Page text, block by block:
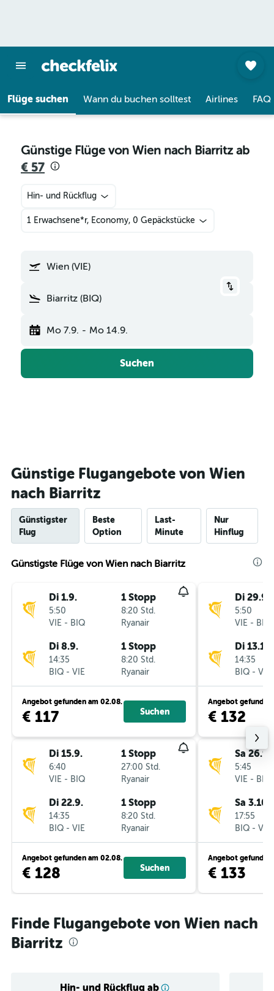
Flüge suchen Wann du buchen solltest Airlines FAQ
Günstige Flüge von Wien nach Biarritz ab
€ 57
Hin- und Rückflug
1 Erwachsene*r, Economy, 0 Gepäckstücke
Wien (VIE)
Biarritz (BIQ)
Mo 7.9. - Mo 14.9.
Suchen
Günstige Flugangebote von Wien
nach Biarritz
Günstigster
Flug
Beste
Option
Last-
Minute
Nur
Hinflug
Günstigste Flüge von Wien nach Biarritz
Di 1.9.
5:50
VIE - BIQ
1 Stopp
8:20 Std.
Ryanair
Di 8.9.
14:35
BIQ - VIE
1 Stopp
8:20 Std.
Ryanair
Angebot gefunden am 02.08.
€ 117 Suchen
Di 15.9.
6:40
VIE - BIQ
1 Stopp
27:00 Std.
Ryanair
Di 22.9.
14:35
BIQ - VIE
1 Stopp
8:20 Std.
Ryanair
Angebot gefunden am 02.08.
€ 128 Suchen
Di 29.9.
5:50
VIE - BIQ
Di 13.10.
14:35
BIQ - VIE
Angebot gefunden
€ 132
Sa 26.9.
5:45
VIE - BIQ
Sa 3.10.
17:55
BIQ - VIE
Angebot gefunden
€ 133
Finde Flugangebote von Wien nach
Biarritz
Hin- und Rückflug ab